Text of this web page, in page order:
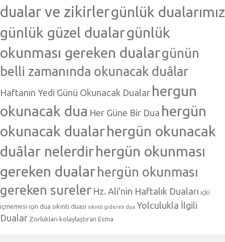
dualar ve zikirlergünlük dualarımız
günlük güzel dualargünlük
okunması gereken dualargünün
belli zamanında okunacak duâlar
Haftanın Yedi Günü Okunacak Dualar hergun
okunacak dua Her Güne Bir Dua hergün
okunacak dualarhergün okunacak
duâlar nelerdirhergün okunması
gereken dualar hergün okunması
gereken sureler Hz. Ali’nin Haftalık Duaları içki
içmemesi için dua sıkıntı duası sıkıntı gideren dua Yolculukla İlgili
Dualar Zorlukları kolaylaştıran Esma